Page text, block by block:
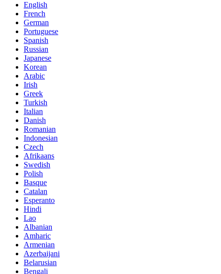
English
French
German
Portuguese
Spanish
Russian
Japanese
Korean
Arabic
Irish
Greek
Turkish
Italian
Danish
Romanian
Indonesian
Czech
Afrikaans
Swedish
Polish
Basque
Catalan
Esperanto
Hindi
Lao
Albanian
Amharic
Armenian
Azerbaijani
Belarusian
Bengali